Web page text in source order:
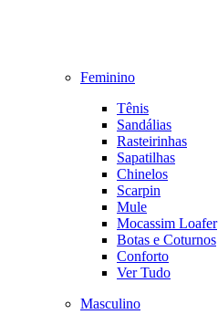
Feminino
Tênis
Sandálias
Rasteirinhas
Sapatilhas
Chinelos
Scarpin
Mule
Mocassim Loafer
Botas e Coturnos
Conforto
Ver Tudo
Masculino